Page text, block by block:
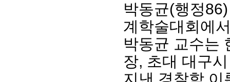
박동균(행정
계학술대회에
박동균 교수는
장, 초대 대구